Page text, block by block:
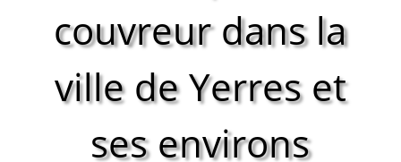
couvreur dans la
ville de Yerres et
ses environs